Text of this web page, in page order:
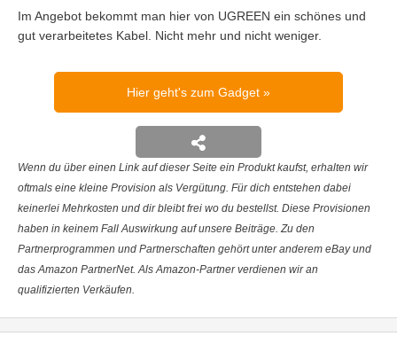
Im Angebot bekommt man hier von UGREEN ein schönes und
gut verarbeitetes Kabel. Nicht mehr und nicht weniger.
Hier geht's zum Gadget
Wenn du über einen Link auf dieser Seite ein Produkt kaufst, erhalten wir
oftmals eine kleine Provision als Vergütung. Für dich entstehen dabei
keinerlei Mehrkosten und dir bleibt frei wo du bestellst. Diese Provisionen
haben in keinem Fall Auswirkung auf unsere Beiträge. Zu den
Partnerprogrammen und Partnerschaften gehört unter anderem eBay und
das Amazon PartnerNet. Als Amazon-Partner verdienen wir an
qualifizierten Verkäufen.